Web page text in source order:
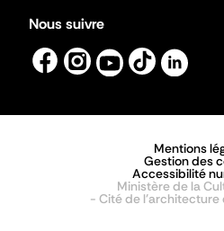
Nous suivre
Mentions
Gestion des
Accessibilité
Ministère de la
- Cité de l'architecture